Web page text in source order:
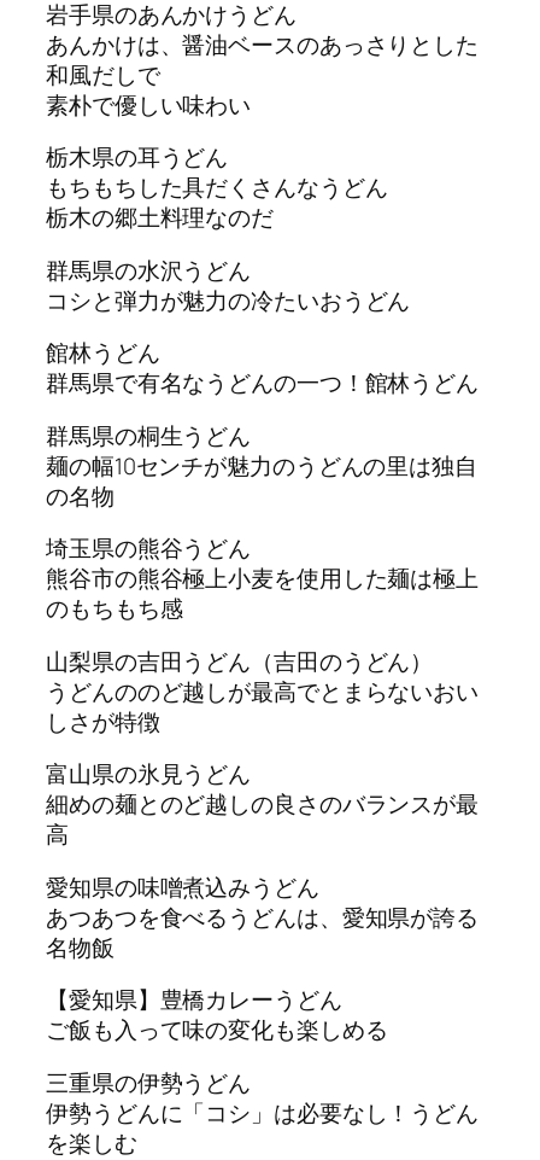
岩手県のあんかけうどん
あんかけは、醤油ベースのあっさりとした
和風だしで
素朴で優しい味わい
栃木県の耳うどん
もちもちした具だくさんなうどん
栃木の郷土料理なのだ
群馬県の水沢うどん
コシと弾力が魅力の冷たいおうどん
館林うどん
群馬県で有名なうどんの一つ！館林うどん
群馬県の桐生うどん
麺の幅10センチが魅力のうどんの里は独自
の名物
埼玉県の熊谷うどん
熊谷市の熊谷極上小麦を使用した麺は極上
のもちもち感
山梨県の吉田うどん（吉田のうどん）
うどんののど越しが最高でとまらないおい
しさが特徴
富山県の氷見うどん
細めの麺とのど越しの良さのバランスが最
高
愛知県の味噌煮込みうどん
あつあつを食べるうどんは、愛知県が誇る
名物飯
【愛知県】豊橋カレーうどん
ご飯も入って味の変化も楽しめる
三重県の伊勢うどん
伊勢うどんに「コシ」は必要なし！うどん
を楽しむ